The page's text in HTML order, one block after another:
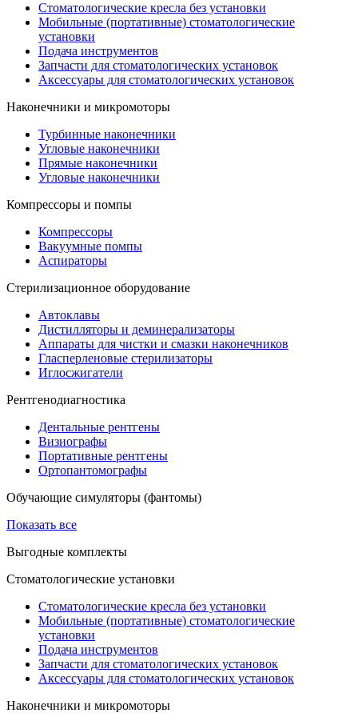
Стоматологические кресла без установки
Мобильные (портативные) стоматологические
установки
Подача инструментов
Запчасти для стоматологических установок
Аксессуары для стоматологических установок
Наконечники и микромоторы
Турбинные наконечники
Угловые наконечники
Прямые наконечники
Угловые наконечники
Компрессоры и помпы
Компрессоры
Вакуумные помпы
Аспираторы
Стерилизационное оборудование
Автоклавы
Дистилляторы и деминерализаторы
Аппараты для чистки и смазки наконечников
Гласперленовые стерилизаторы
Иглосжигатели
Рентгенодиагностика
Дентальные рентгены
Визиографы
Портативные рентгены
Ортопантомографы
Обучающие симуляторы (фантомы)
Показать все
Выгодные комплекты
Стоматологические установки
Стоматологические кресла без установки
Мобильные (портативные) стоматологические
установки
Подача инструментов
Запчасти для стоматологических установок
Аксессуары для стоматологических установок
Наконечники и микромоторы